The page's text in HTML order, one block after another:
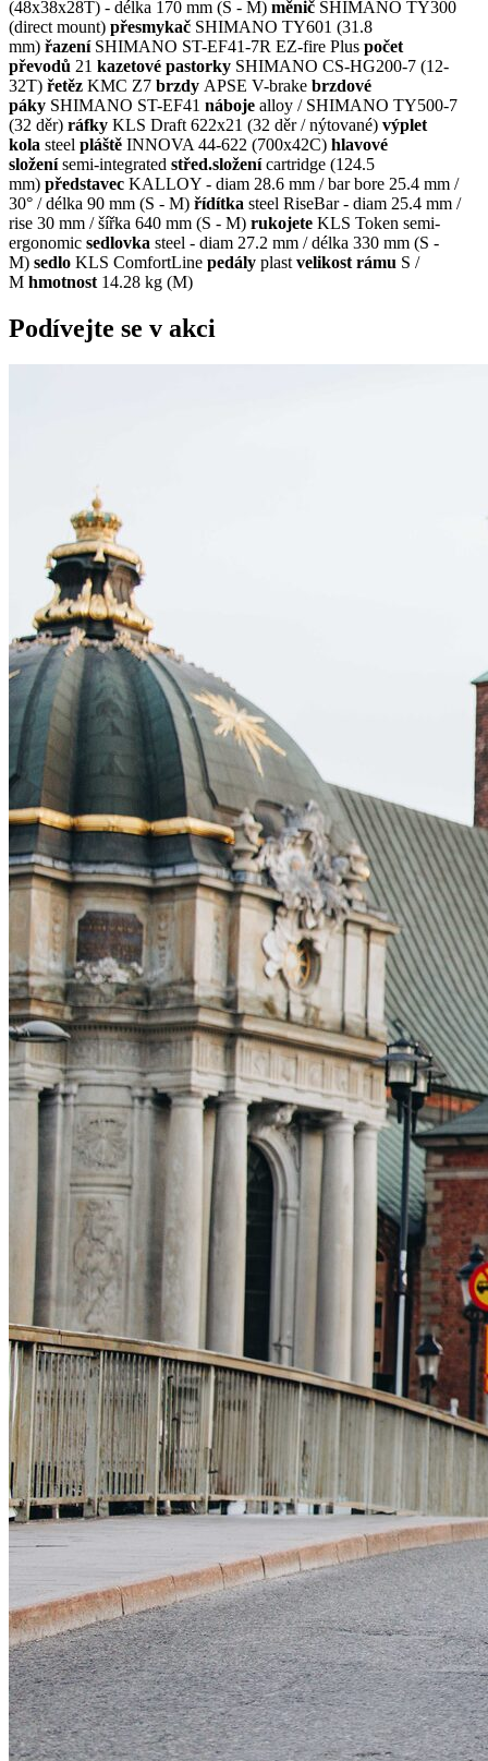
(48x38x28T) - délka 170 mm (S - M) měnič SHIMANO TY300
(direct mount) přesmykač SHIMANO TY601 (31.8
mm) řazeníSHIMANO ST-EF41-7R EZ-fire Plus počet
převodů 21 kazetové pastorky SHIMANO CS-HG200-7 (12-
32T) řetěz KMC Z7 brzdy APSE V-brake brzdové
páky SHIMANO ST-EF41 náboje alloy / SHIMANO TY500-7
(32 děr) ráfky KLS Draft 622x21 (32 děr / nýtované) výplet
kola steel pláště INNOVA 44-622 (700x42C) hlavové
složenísemi-integrated střed.složenícartridge (124.5
mm) představec KALLOY - diam 28.6 mm / bar bore 25.4 mm /
30° / délka 90 mm (S - M) řídítka steel RiseBar - diam 25.4 mm /
rise 30 mm / šířka 640 mm (S - M) rukojete KLS Token semi-
ergonomic sedlovka steel - diam 27.2 mm / délka 330 mm (S -
M) sedlo KLS ComfortLine pedály plast velikost rámu S /
M hmotnost 14.28 kg (M)
Podívejte se v akci